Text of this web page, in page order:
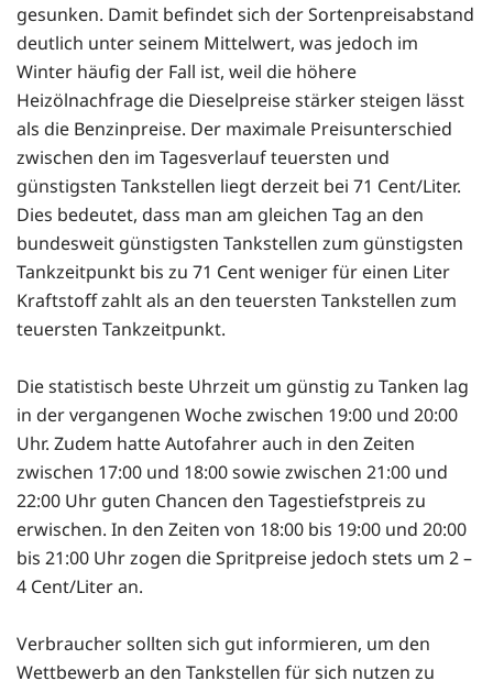
gesunken. Damit befindet sich der Sortenpreisabstand
deutlich unter seinem Mittelwert, was jedoch im
Winter häufig der Fall ist, weil die höhere
Heizölnachfrage die Dieselpreise stärker steigen lässt
als die Benzinpreise. Der maximale Preisunterschied
zwischen den im Tagesverlauf teuersten und
günstigsten Tankstellen liegt derzeit bei 71 Cent/Liter.
Dies bedeutet, dass man am gleichen Tag an den
bundesweit günstigsten Tankstellen zum günstigsten
Tankzeitpunkt bis zu 71 Cent weniger für einen Liter
Kraftstoff zahlt als an den teuersten Tankstellen zum
teuersten Tankzeitpunkt.
Die statistisch beste Uhrzeit um günstig zu Tanken lag
in der vergangenen Woche zwischen 19:00 und 20:00
Uhr. Zudem hatte Autofahrer auch in den Zeiten
zwischen 17:00 und 18:00 sowie zwischen 21:00 und
22:00 Uhr guten Chancen den Tagestiefstpreis zu
erwischen. In den Zeiten von 18:00 bis 19:00 und 20:00
bis 21:00 Uhr zogen die Spritpreise jedoch stets um 2 –
4 Cent/Liter an.
Verbraucher sollten sich gut informieren, um den
Wettbewerb an den Tankstellen für sich nutzen zu